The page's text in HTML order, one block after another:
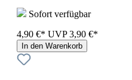
Sofort verfügbar
4,90 €* UVP 3,90 €*
In den Warenkorb